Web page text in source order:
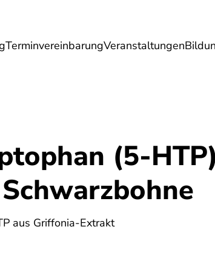
TerminvereinbarungVeranstaltungen
Lebensmittel Reise
(5-
aus Griffonia-Extrakt